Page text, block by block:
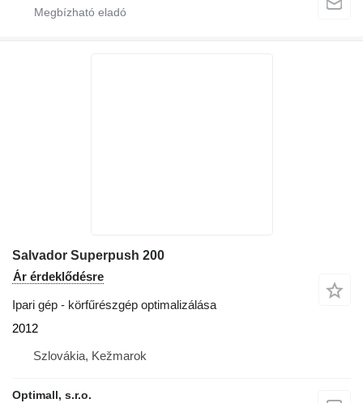
Salvador Superpush 200
Ár érdeklődésre
Ipari gép - körfűrészgép optimalizálása
2012
Szlovákia, Kežmarok
Optimall, s.r.o.